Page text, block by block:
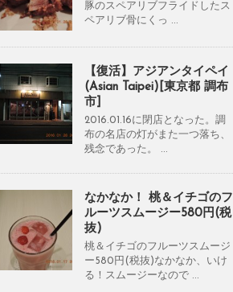
豚のスペアリブフライドしたス
ペアリブ骨にくっ ...
【復活】アジアンタイペイ
(Asian Taipei)[東京都 調布
市]
2016.01.16に閉店となった。調
布の名店の灯がまた一つ落ち、
残念であった。 ...
なかなか！ 桃＆イチゴのフ
ルーツスムージー580円(税
抜)
桃＆イチゴのフルーツスムージ
ー580円(税抜)なかなか、いけ
る！スムージーなので ...